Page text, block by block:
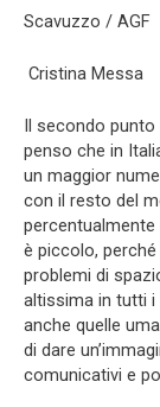
Scavuzzo / AGF
Cristina Messa
Il secondo
penso che in
un maggior
con il resto del
è piccolo,
problemi di
altissima in tutti
anche quelle
di dare
comunicativi e